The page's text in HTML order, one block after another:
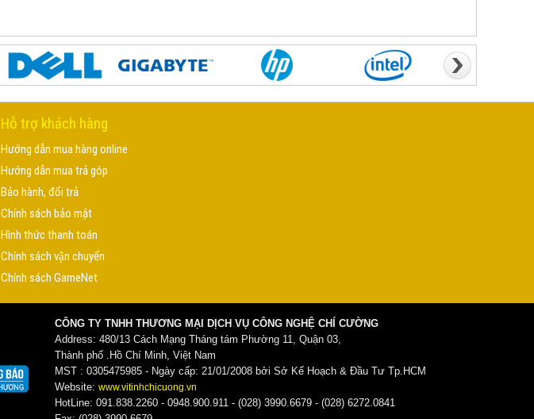
Hỗ trợ khách hàng
Hướng dẫn mua hàng online
Hướng dẫn mua trả góp
Bảo hành, đổi trả
Chính sách bảo mật
Hình thức thanh toán
Chính sách vận chuyển
Chính sách GameNet
CÔNG TY TNHH THƯƠNG MẠI DỊCH VỤ CÔNG NGHỆ CHÍ CƯỜNG
Address: 480/13 Cách Mạng Tháng tám Phường 11, Quận 03,
Thành phố .Hồ Chí Minh, Việt Nam
MST : 0305475985 - Ngày cấp: 21/01/2008 bởi Sở Kế Hoạch & Đầu Tư Tp.HCM
Website: www.vitinhchicuong.vn
HotLine: 091.838.2260 - 0948.900.911 - (028) 3990.6679 - (028) 6272.0841